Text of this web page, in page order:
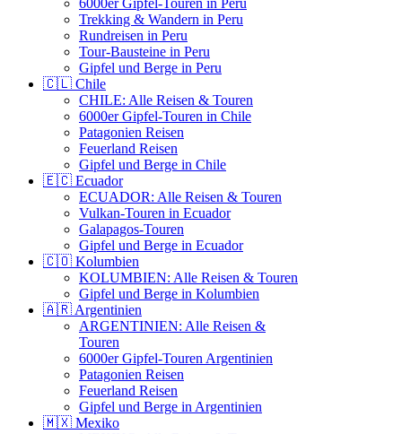
6000er Gipfel-Touren in Peru
Trekking & Wandern in Peru
Rundreisen in Peru
Tour-Bausteine in Peru
Gipfel und Berge in Peru
🇨🇱 Chile
CHILE: Alle Reisen & Touren
6000er Gipfel-Touren in Chile
Patagonien Reisen
Feuerland Reisen
Gipfel und Berge in Chile
🇪🇨 Ecuador
ECUADOR: Alle Reisen & Touren
Vulkan-Touren in Ecuador
Galapagos-Touren
Gipfel und Berge in Ecuador
🇨🇴 Kolumbien
KOLUMBIEN: Alle Reisen & Touren
Gipfel und Berge in Kolumbien
🇦🇷 Argentinien
ARGENTINIEN: Alle Reisen &
Touren
6000er Gipfel-Touren Argentinien
Patagonien Reisen
Feuerland Reisen
Gipfel und Berge in Argentinien
🇲🇽 Mexiko